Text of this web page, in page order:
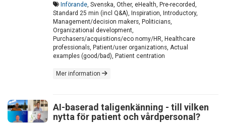
Införande, Svenska, Other, eHealth, Pre-recorded,
Standard 25 min (incl Q&A), Inspiration, Introductory,
Management/decision makers, Politicians,
Organizational development,
Purchasers/acquisitions/eco nomy/HR, Healthcare
professionals, Patient/user organizations, Actual
examples (good/bad), Patient centration
Mer information
AI-baserad taligenkänning - till vilken
nytta för patient och vårdpersonal?